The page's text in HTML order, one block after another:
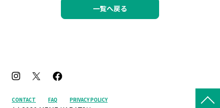
一覧へ戻る
CONTACT FAQ PRIVACY POLICY